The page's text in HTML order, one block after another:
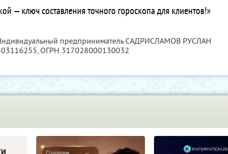
— ключ составления точного гороскопа для клиентов!»
Индивидуальный предприниматель САДРИСЛАМОВ РУСЛАН
, ОГРН 317028000130032